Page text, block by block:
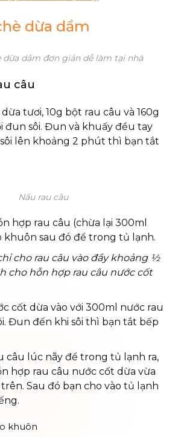
dừa dầm
dừa dầm đơn giản dễ làm tại nhà
câu
tươi, 10g bột rau câu và 160g
đun sôi. Đun và khuấy đều tay
lên khoảng 2 phút thì bạn tắt
Nấu rau câu
hợp rau câu (chừa lại 300ml
khuôn sau đó để trong tủ lạnh.
cho rau câu vào đầy khoảng ½
cho hỗn hợp rau câu nước cốt
cốt dừa vào với 300ml nước rau
Đun đến khi sôi thì bạn tắt bếp
câu lúc nãy để trong tủ lạnh ra,
hợp rau câu nước cốt dừa vừa
Sau đó bạn cho vào tủ lạnh